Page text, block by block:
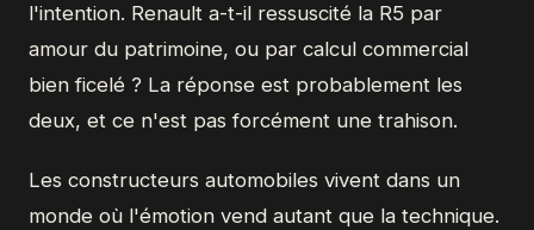
l'intention. Renault a-t-il ressuscité la R5 par
amour du patrimoine, ou par calcul commercial
bien ficelé ? La réponse est probablement les
deux, et ce n'est pas forcément une trahison.
Les constructeurs automobiles vivent dans un
monde où l'émotion vend autant que la technique.